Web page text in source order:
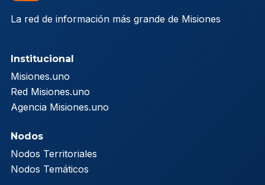
La red de información más grande de Misiones
Institucional
Misiones.uno
Red Misiones.uno
Agencia Misiones.uno
Nodos
Nodos Territoriales
Nodos Temáticos